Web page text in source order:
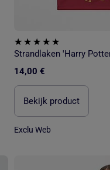
Strandlaken 'Harry
14,00 €
Bekijk product
Exclu Web